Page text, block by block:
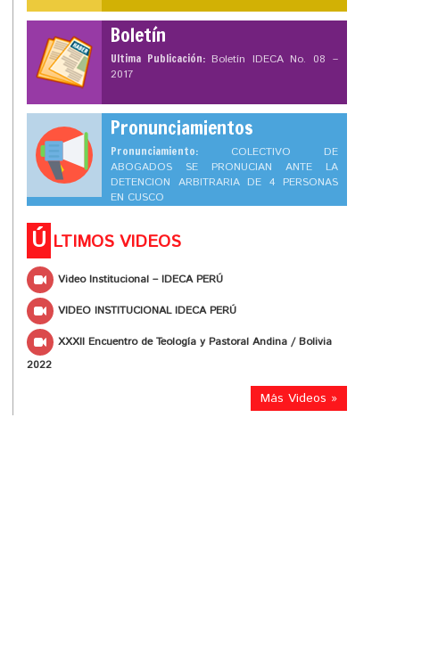
Boletín
Ultima Publicación: Boletín IDECA No. 08 –
2017
Pronunciamientos
Pronunciamiento: COLECTIVO DE
ABOGADOS SE PRONUCIAN ANTE LA
DETENCION ARBITRARIA DE 4 PERSONAS
EN CUSCO
Ú LTIMOS VIDEOS
Video Institucional – IDECA PERÚ
VIDEO INSTITUCIONAL IDECA PERÚ
XXXII Encuentro de Teología y Pastoral Andina / Bolivia
2022
Más Videos »